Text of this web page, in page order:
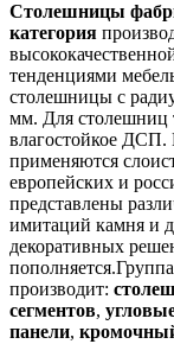
Столешницы
категория
тенденциями
столешницы с
мм. Для столешниц
влагостойкое ДСП.
применяются
европейских и
представлены
имитаций камня и
декоративных
производит:
сегментов,
панели,